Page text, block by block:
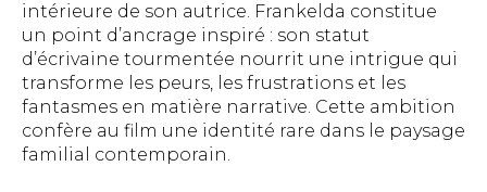
intérieure de son autrice. Frankelda constitue
un point d’ancrage inspiré : son statut
d’écrivaine tourmentée nourrit une intrigue qui
transforme les peurs, les frustrations et les
fantasmes en matière narrative. Cette ambition
confère au film une identité rare dans le paysage
familial contemporain.